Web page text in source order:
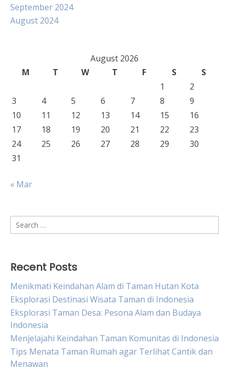
September 2024
August 2024
August 2026
M
T W T F S
S
1
2
3
4 5 6 7 8
9
10
11 12 13 14 15
16
17
18 19 20 21 22
23
24
25 26 27 28 29
30
31
« Mar
Search
for:
Recent Posts
Menikmati Keindahan Alam di Taman Hutan Kota
Eksplorasi Destinasi Wisata Taman di Indonesia
Eksplorasi Taman Desa: Pesona Alam dan Budaya
Indonesia
Menjelajahi Keindahan Taman Komunitas di Indonesia
Tips Menata Taman Rumah agar Terlihat Cantik dan
Menawan